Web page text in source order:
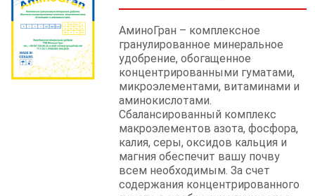
АминоГран – комплексное
гранулированное минеральное
удобрение, обогащенное
концентрированными гуматами,
микроэлементами, витаминами и
аминокислотами.
Сбалансированный комплекс
макроэлементов азота, фосфора,
калия, серы, оксидов кальция и
магния обеспечит вашу почву
всем необходимым. За счет
содержания концентрированного